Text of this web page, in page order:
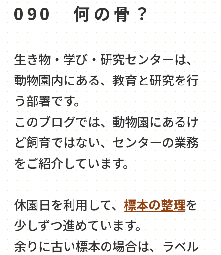
090 何の骨？
生き物・学び・研究センターは、
動物園内にある、教育と研究を行
う部署です。
このブログでは、動物園にあるけ
ど飼育ではない、センターの業務
をご紹介しています。
休園日を利用して、 標本の整理を
少しずつ進めています。
余りに古い標本の場合は、ラベル